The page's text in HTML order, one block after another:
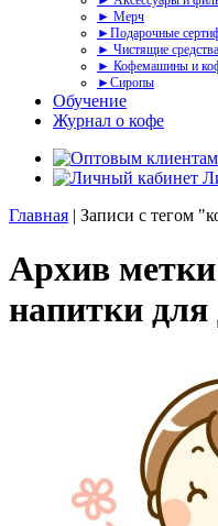
► Мерч
►Подарочные
► Чистящие средства
► Кофемашины и
►Сиропы
Обучение
Журнал о кофе
Главная | Записи с тегом
Архив
напитки для